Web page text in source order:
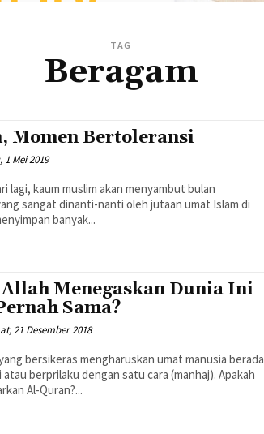
TAG
Beragam
Momen Bertoleransi
1 Mei 2019
lagi, kaum muslim akan menyambut bulan
sangat dinanti-nanti oleh jutaan umat Islam di
banyak...
Menegaskan Dunia Ini
Sama?
21 Desember 2018
bersikeras mengharuskan umat manusia berada
berprilaku dengan satu cara (manhaj). Apakah
Al-Quran?...